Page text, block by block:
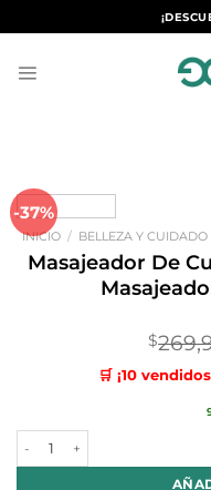
al
-37%
INICIO / BELLEZA Y
Masajeador De
$
🛒 ¡10